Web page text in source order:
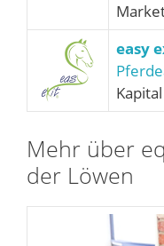
easy
Mehr über
der Löwen